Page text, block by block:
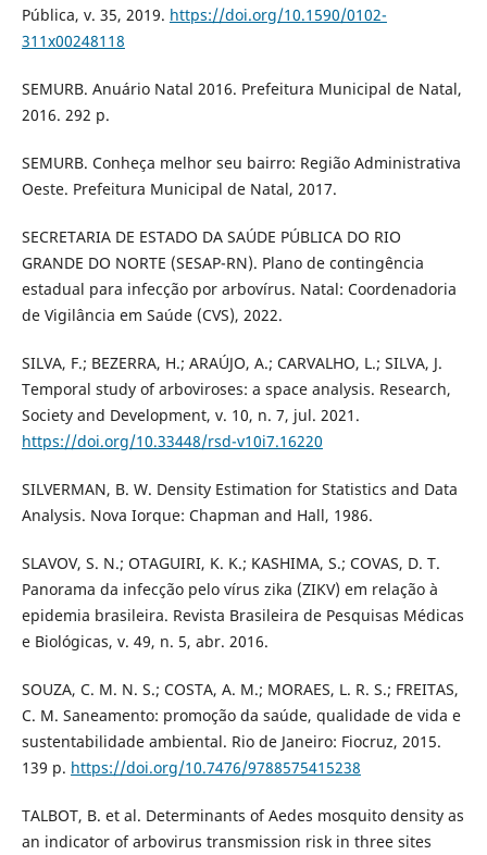
Pública, v. 35, 2019. https://doi.org/10.1590/0102-
311x00248118
SEMURB. Anuário Natal 2016. Prefeitura Municipal de Natal,
2016. 292 p.
SEMURB. Conheça melhor seu bairro: Região Administrativa
Oeste. Prefeitura Municipal de Natal, 2017.
SECRETARIA DE ESTADO DA SAÚDE PÚBLICA DO RIO
GRANDE DO NORTE (SESAP-RN). Plano de contingência
estadual para infecção por arbovírus. Natal: Coordenadoria
de Vigilância em Saúde (CVS), 2022.
SILVA, F.; BEZERRA, H.; ARAÚJO, A.; CARVALHO, L.; SILVA, J.
Temporal study of arboviroses: a space analysis. Research,
Society and Development, v. 10, n. 7, jul. 2021.
https://doi.org/10.33448/rsd-v10i7.16220
SILVERMAN, B. W. Density Estimation for Statistics and Data
Analysis. Nova Iorque: Chapman and Hall, 1986.
SLAVOV, S. N.; OTAGUIRI, K. K.; KASHIMA, S.; COVAS, D. T.
Panorama da infecção pelo vírus zika (ZIKV) em relação à
epidemia brasileira. Revista Brasileira de Pesquisas Médicas
e Biológicas, v. 49, n. 5, abr. 2016.
SOUZA, C. M. N. S.; COSTA, A. M.; MORAES, L. R. S.; FREITAS,
C. M. Saneamento: promoção da saúde, qualidade de vida e
sustentabilidade ambiental. Rio de Janeiro: Fiocruz, 2015.
139 p. https://doi.org/10.7476/9788575415238
TALBOT, B. et al. Determinants of Aedes mosquito density as
an indicator of arbovirus transmission risk in three sites